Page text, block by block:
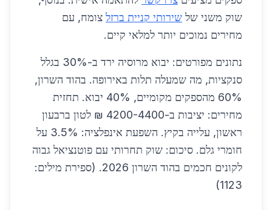
שוק משני של שירותי קניית ברזל צומח, עם
מחירים נמוכים יותר למלאי קיים.
נתונים מפורטים: יבוא מרוסיה ירד ב-30% בגלל
סנקציות, מה שמעלה תלות באירופה. בהוד השרון,
60% מהספקים מקומיים, 40% יבוא. תחזית
מחירים: יציבות ב-4200-4400 ₪ לטון ברבעון
ראשון, עלייה בקיץ. השפעת אינפלציה: 3.5% על
חומרי גלם. סיכום: שוק תחרותי עם פוטנציאל גבוה
לקונים חכמים בהוד השרון 2026. (ספירת מילים:
1123)